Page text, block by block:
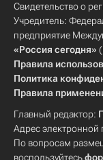
Свидетельство о
Учредитель:
предприятие
«Россия сегодня»
Правила
Политика
Правила
Главный редактор:
Адрес электронной
По вопросам
воспользуйтесь